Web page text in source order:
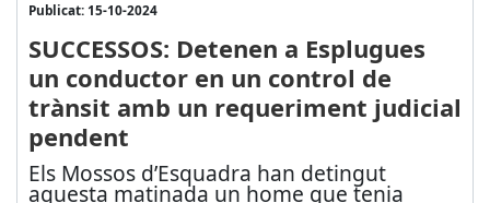
Publicat: 15-10-2024
SUCCESSOS: Detenen a Esplugues
un conductor en un control de
trànsit amb un requeriment judicial
pendent
Els Mossos d’Esquadra han detingut
aquesta matinada un home que tenia